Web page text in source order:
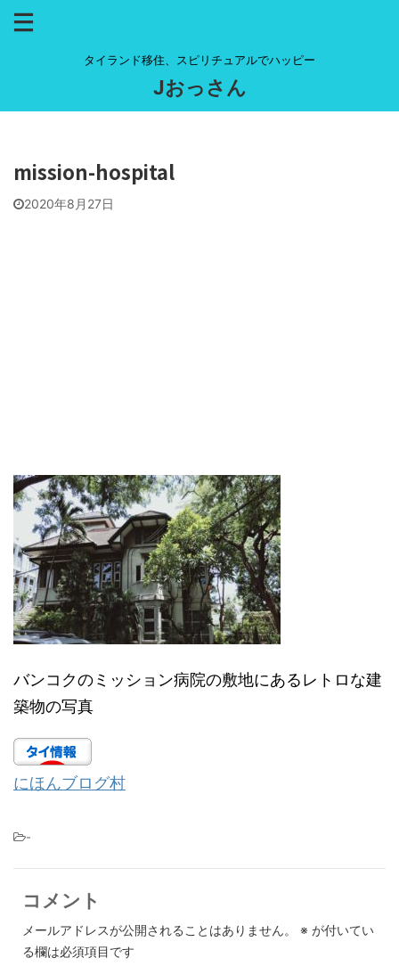
タイランド移住、スピリチュアルでハッピー
Jおっさん
mission-hospital
2020年8月27日
バンコクのミッション病院の敷地にあるレトロな建
築物の写真
にほんブログ村
-
コメント
メールアドレスが公開されることはありません。 ※ が付いてい
る欄は必須項目です